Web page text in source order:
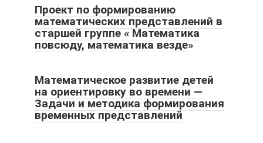
Проект по формированию
математических представлений в
старшей группе « Математика
повсюду, математика везде»
Математическое развитие детей
на ориентировку во времени —
Задачи и методика формирования
временных представлений